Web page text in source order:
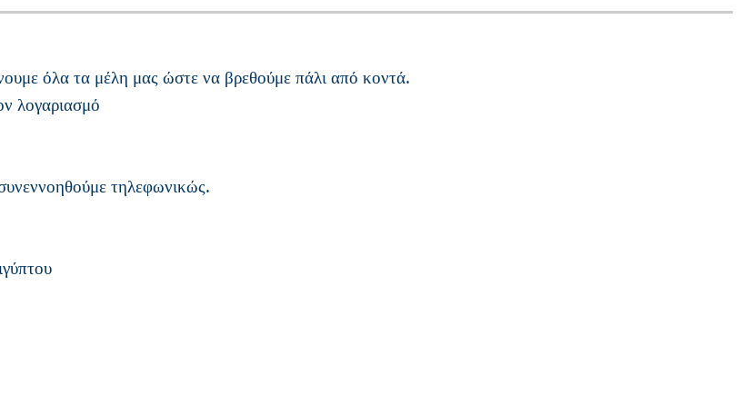
όλα τα μέλη μας ώστε να βρεθούμε πάλι από κοντά.
λογαριασμό
τηλεφωνικώς.